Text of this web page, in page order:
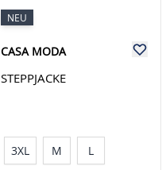
NEU
CASA MODA
STEPPJACKE
3XL M L